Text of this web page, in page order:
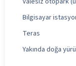
Bilgisayar
Teras
Yakında doğa